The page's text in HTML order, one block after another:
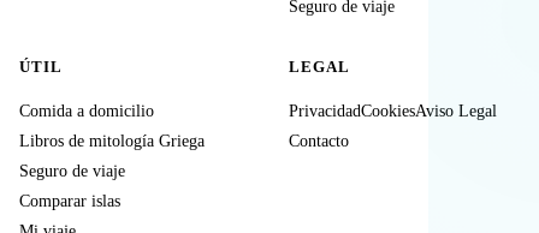
Seguro de viaje
ÚTIL
Comida a domicilio
Libros de mitología Griega
Seguro de viaje
Comparar islas
LEGAL
PrivacidadCookiesAviso Legal
Contacto